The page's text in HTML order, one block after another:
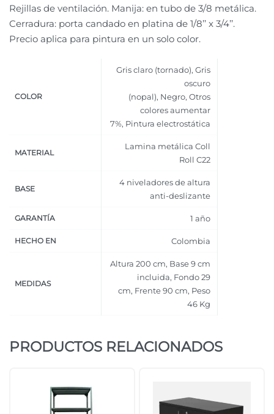
Rejillas de ventilación. Manija: en tubo de 3/8 metálica.
Cerradura: porta candado en platina de 1/8’’ x 3/4’’.
Precio aplica para pintura en un solo color.
COLOR
Gris claro (tornado), Gris
oscuro
(nopal), Negro, Otros
colores aumentar
7%, Pintura electrostática
MATERIAL
Lamina metálica Coll
Roll C22
BASE
4 niveladores de altura
anti-deslizante
GARANTÍA 1 año
HECHO EN Colombia
MEDIDAS
Altura 200 cm, Base 9 cm
incluida, Fondo 29
cm, Frente 90 cm, Peso
46 Kg
PRODUCTOS RELACIONADOS